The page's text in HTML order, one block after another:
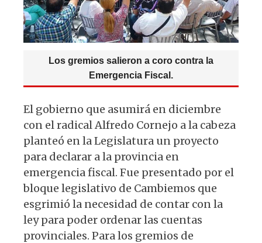
Los gremios salieron a coro contra la
Emergencia Fiscal.
El gobierno que asumirá en diciembre
con el radical Alfredo Cornejo a la cabeza
planteó en la Legislatura un proyecto
para declarar a la provincia en
emergencia fiscal. Fue presentado por el
bloque legislativo de Cambiemos que
esgrimió la necesidad de contar con la
ley para poder ordenar las cuentas
provinciales. Para los gremios de